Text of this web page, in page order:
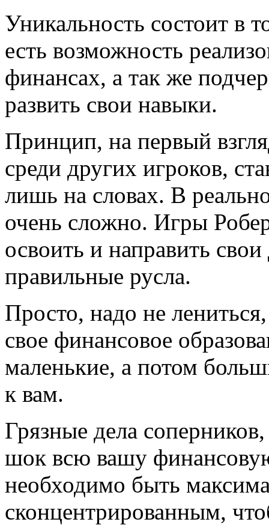
Уникальность состоит в
есть возможность
финансах, а так же
развить свои навыки.
Принцип, на первый
среди других игроков,
лишь на словах. В
очень сложно. Игры
освоить и направить
правильные русла.
Просто, надо не
свое финансовое
маленькие, а потом
к вам.
Грязные дела
шок всю вашу
необходимо быть
сконцентрированным,